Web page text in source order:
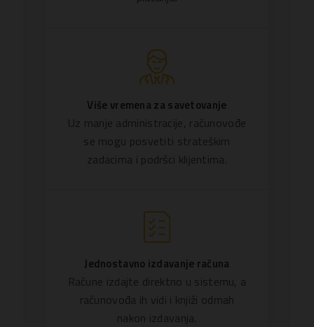
Više vremena za savetovanje
Uz manje administracije, računovođe
se mogu posvetiti strateškim
zadacima i podršci klijentima.
Jednostavno izdavanje računa
Račune izdajte direktno u sistemu, a
računovođa ih vidi i knjiži odmah
nakon izdavanja.